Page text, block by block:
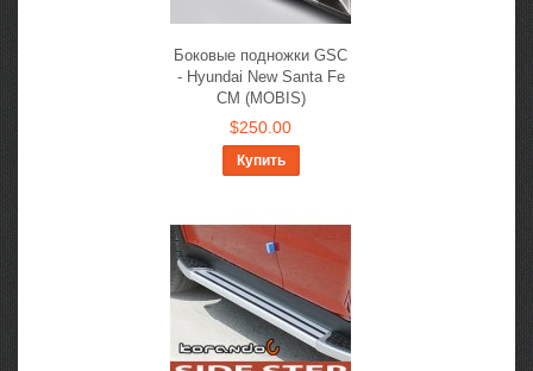
Боковые подножки GSC
- Hyundai New Santa Fe
CM (MOBIS)
$250.00
Купить